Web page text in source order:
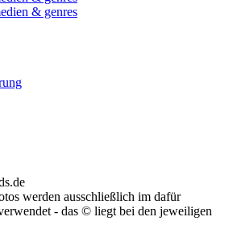
werden ausschließlich im dafür
- das © liegt bei den jeweiligen